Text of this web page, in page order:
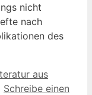
nicht
nach
des
aus
Schreibe einen